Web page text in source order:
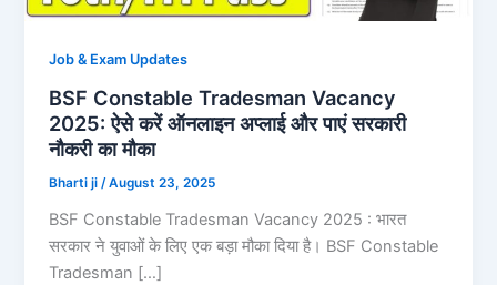
Job & Exam Updates
BSF Constable Tradesman Vacancy
2025: ऐसे करें ऑनलाइन अप्लाई और पाएं सरकारी
नौकरी का मौका
Bharti ji /August 23, 2025
BSF Constable Tradesman Vacancy 2025 : भारत
सरकार ने युवाओं के लिए एक बड़ा मौका दिया है। BSF Constable
Tradesman […]